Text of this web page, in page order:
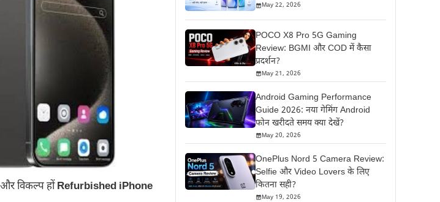
विकल्प होंRefurbished iPhone
May 22, 2026
POCO X8 Pro 5G Gaming
Review: BGMI और COD में कैसा
प्रदर्शन?
May 21, 2026
Android Gaming Performance
Guide 2026: नया गेमिंग Android
फोन खरीदते समय क्या देखें?
May 20, 2026
OnePlus Nord 5 Camera Review:
Selfie और Video Lovers के लिए
कितना सही?
May 19, 2026